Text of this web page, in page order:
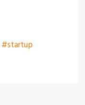
#startup